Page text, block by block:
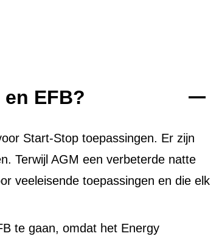
EFB?
Start-Stop toepassingen. Er zijn
Terwijl AGM een verbeterde natte
veeleisende toepassingen en die elk
te gaan, omdat het Energy